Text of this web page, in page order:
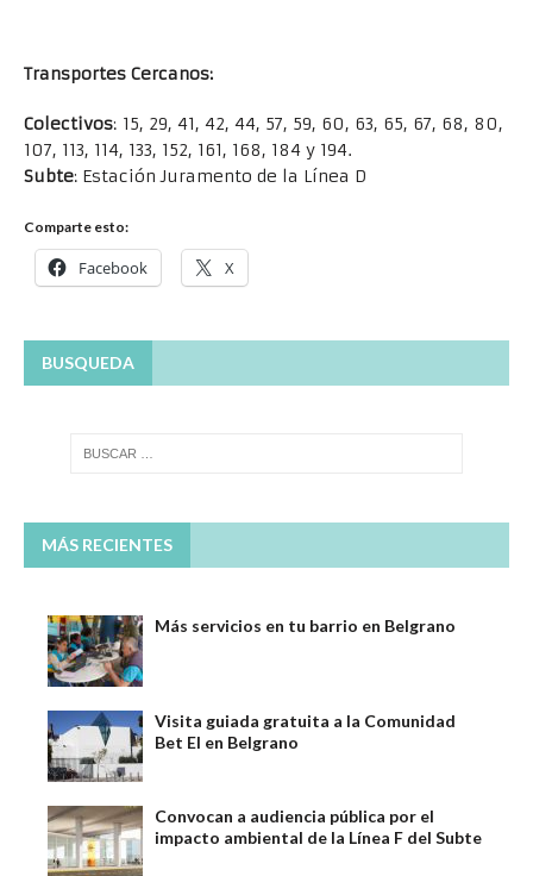
Transportes Cercanos:
Colectivos: 15, 29, 41, 42, 44, 57, 59, 60, 63, 65, 67, 68, 80,
107, 113, 114, 133, 152, 161, 168, 184 y 194.
Subte: Estación Juramento de la Línea D
Comparte esto:
Facebook X
BUSQUEDA
MÁS RECIENTES
Más servicios en tu barrio en Belgrano
Visita guiada gratuita a la Comunidad
Bet El en Belgrano
Convocan a audiencia pública por el
impacto ambiental de la Línea F del Subte